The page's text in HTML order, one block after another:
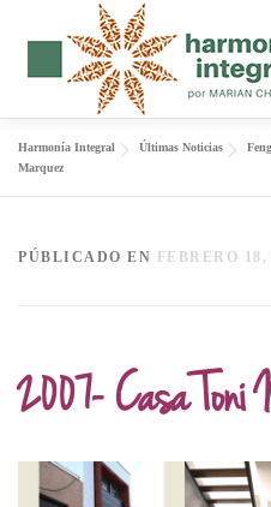
FENG SHUI SER CUERPO
MANTRAS SOBRE MI
Harmonía Integral Últimas Noticias
Marquez
PÚBLICADO EN FEBRERO 18,
2007- Casa Toni